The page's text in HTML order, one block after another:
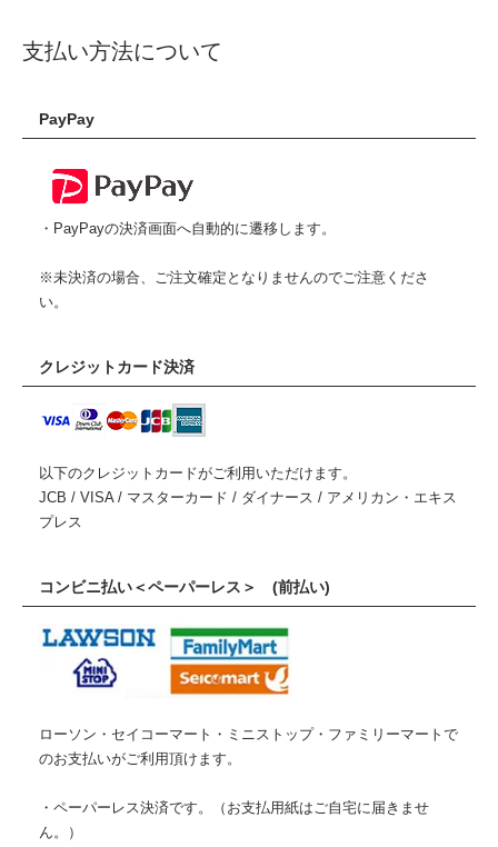
支払い方法について
PayPay
・PayPayの決済画面へ自動的に遷移します。
※未決済の場合、ご注文確定となりませんのでご注意くださ
い。
クレジットカード決済
以下のクレジットカードがご利用いただけます。
JCB / VISA / マスターカード / ダイナース / アメリカン・エキス
プレス
コンビニ払い＜ペーパーレス＞ (前払い)
ローソン・セイコーマート・ミニストップ・ファミリーマートで
のお支払いがご利用頂けます。
・ペーパーレス決済です。（お支払用紙はご自宅に届きませ
ん。）